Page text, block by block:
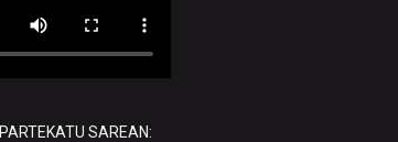
PARTEKATU SAREAN: